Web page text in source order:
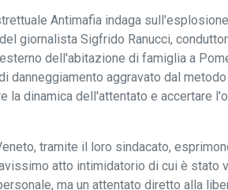
Antimafia indaga
giornalista Sigfrido Ranucci,
dell'abitazione di famiglia a
danneggiamento aggravato dal
la dinamica dell'attentato e accertare
tramite il loro sindacato,
atto intimidatorio di cui è stato
ma un attentato diretto alla